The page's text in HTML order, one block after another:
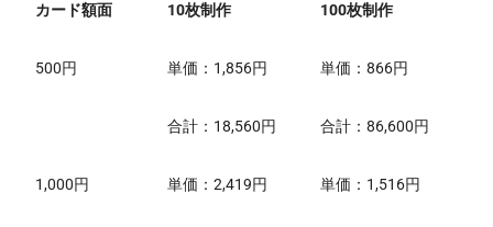
カード額面 10枚制作 100枚制作
500円 単価：1,856円 単価：866円
合計：18,560円 合計：86,600円
1,000円 単価：2,419円 単価：1,516円